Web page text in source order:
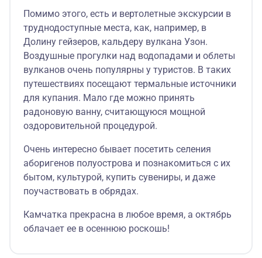
Помимо этого, есть и вертолетные экскурсии в
труднодоступные места, как, например, в
Долину гейзеров, кальдеру вулкана Узон.
Воздушные прогулки над водопадами и облеты
вулканов очень популярны у туристов. В таких
путешествиях посещают термальные источники
для купания. Мало где можно принять
радоновую ванну, считающуюся мощной
оздоровительной процедурой.
Очень интересно бывает посетить селения
аборигенов полуострова и познакомиться с их
бытом, культурой, купить сувениры, и даже
поучаствовать в обрядах.
Камчатка прекрасна в любое время, а октябрь
облачает ее в осеннюю роскошь!